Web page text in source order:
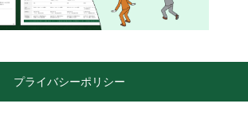
プライバシーポリシー